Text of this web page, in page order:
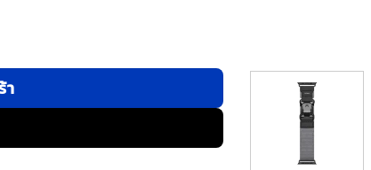
Watch 44/45/49mm - สี Grey ชิ้น
า